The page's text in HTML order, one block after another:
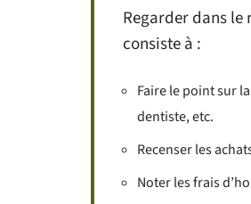
Regarder dans le
consiste à :
Faire le point sur
dentiste, etc.
Recenser les
Noter les frais